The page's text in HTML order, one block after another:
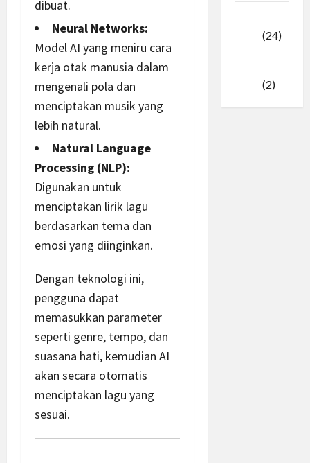
dibuat.
Neural Networks:
Model AI yang meniru cara
kerja otak manusia dalam
mengenali pola dan
menciptakan musik yang
lebih natural.
Natural Language
Processing (NLP):
Digunakan untuk
menciptakan lirik lagu
berdasarkan tema dan
emosi yang diinginkan.
Dengan teknologi ini,
pengguna dapat
memasukkan parameter
seperti genre, tempo, dan
suasana hati, kemudian AI
akan secara otomatis
menciptakan lagu yang
sesuai.
(24)
(2)